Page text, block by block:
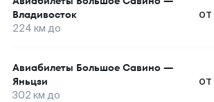
Владивосток
224 км до
от
Авиабилеты Большое Савино —
Яньцзи
302 км до
от